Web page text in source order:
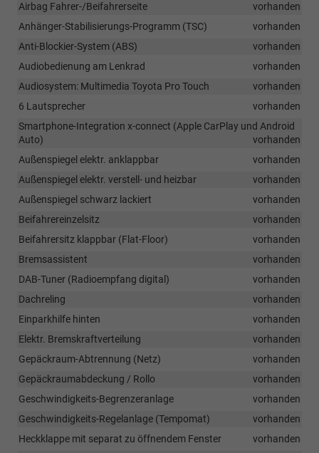
Airbag Fahrer-/Beifahrerseite
vorhanden
Anhänger-Stabilisierungs-Programm (TSC)
vorhanden
Anti-Blockier-System (ABS)
vorhanden
Audiobedienung am Lenkrad
vorhanden
Audiosystem: Multimedia Toyota Pro Touch
vorhanden
6 Lautsprecher
vorhanden
Smartphone-Integration x-connect (Apple CarPlay und Android
Auto)
vorhanden
Außenspiegel elektr. anklappbar
vorhanden
Außenspiegel elektr. verstell- und heizbar
vorhanden
Außenspiegel schwarz lackiert
vorhanden
Beifahrereinzelsitz
vorhanden
Beifahrersitz klappbar (Flat-Floor)
vorhanden
Bremsassistent
vorhanden
DAB-Tuner (Radioempfang digital)
vorhanden
Dachreling
vorhanden
Einparkhilfe hinten
vorhanden
Elektr. Bremskraftverteilung
vorhanden
Gepäckraum-Abtrennung (Netz)
vorhanden
Gepäckraumabdeckung / Rollo
vorhanden
Geschwindigkeits-Begrenzeranlage
vorhanden
Geschwindigkeits-Regelanlage (Tempomat)
vorhanden
Heckklappe mit separat zu öffnendem Fenster
vorhanden